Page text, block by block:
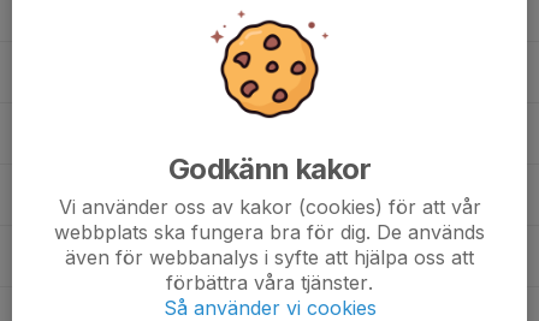
Oliver Tollén Sjömark
Olle Angström
Godkänn kakor
Vi använder oss av kakor (cookies) för att vår
webbplats ska fungera bra för dig. De används
även för webbanalys i syfte att hjälpa oss att
förbättra våra tjänster.
Så använder vi cookies